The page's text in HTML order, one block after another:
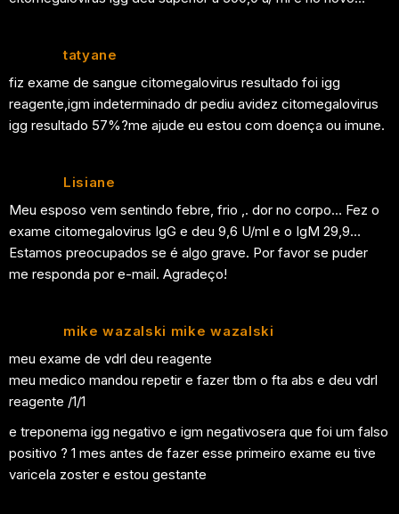
tatyane
fiz exame de sangue citomegalovirus resultado foi igg
reagente,igm indeterminado dr pediu avidez citomegalovirus
igg resultado 57%?me ajude eu estou com doença ou imune.
Lisiane
Meu esposo vem sentindo febre, frio ,. dor no corpo… Fez o
exame citomegalovirus IgG e deu 9,6 U/ml e o IgM 29,9…
Estamos preocupados se é algo grave. Por favor se puder
me responda por e-mail. Agradeço!
mike wazalski mike wazalski
meu exame de vdrl deu reagente
meu medico mandou repetir e fazer tbm o fta abs e deu vdrl
reagente /1/1
e treponema igg negativo e igm negativosera que foi um falso
positivo ? 1 mes antes de fazer esse primeiro exame eu tive
varicela zoster e estou gestante